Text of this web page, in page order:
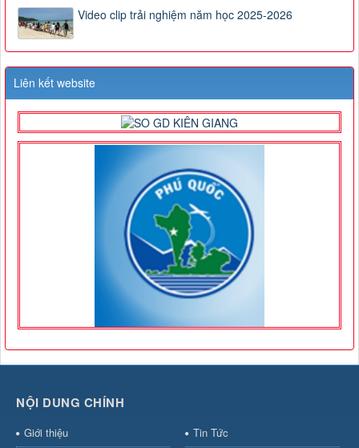
Video clip trải nghiệm năm học 2025-2026
Liên kết website
NỘI DUNG CHÍNH
Giới thiệu
Tin Tức